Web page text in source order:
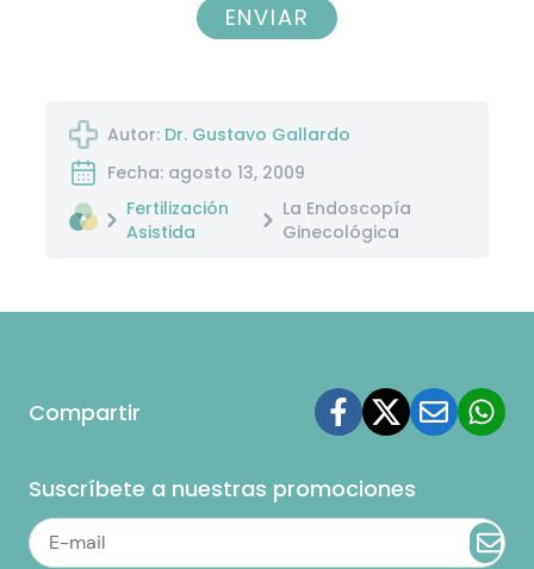
ENVIAR
Autor: Dr. Gustavo Gallardo
Fecha: agosto 13, 2009
Fertilización
Asistida
La Endoscopía
Ginecológica
Compartir
Suscríbete a nuestras promociones